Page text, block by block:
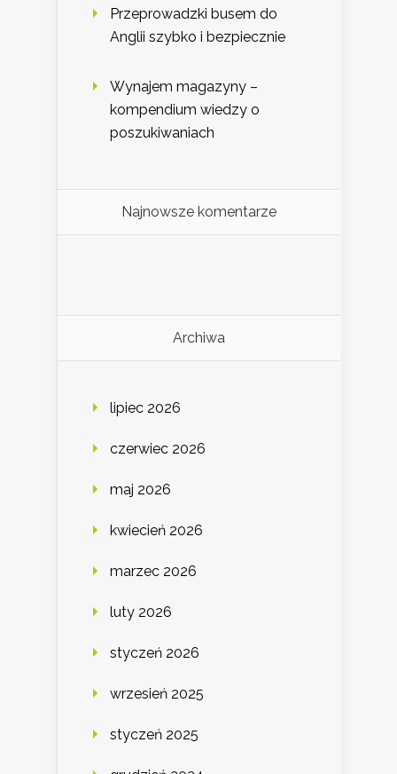
Przeprowadzki busem do
Anglii szybko i bezpiecznie
Wynajem magazyny –
kompendium wiedzy o
poszukiwaniach
Najnowsze komentarze
Archiwa
lipiec 2026
czerwiec 2026
maj 2026
kwiecień 2026
marzec 2026
luty 2026
styczeń 2026
wrzesień 2025
styczeń 2025